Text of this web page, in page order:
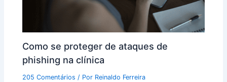
Como se proteger de ataques de
phishing na clínica
205 Comentários / Por Reinaldo Ferreira